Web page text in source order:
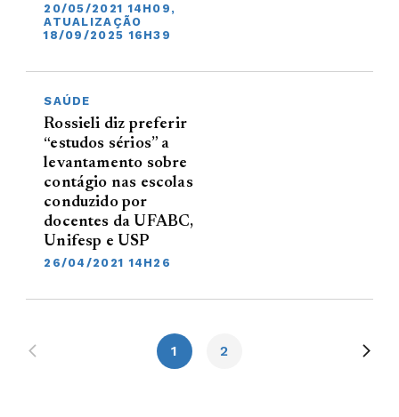
20/05/2021 14H09,
ATUALIZAÇÃO
18/09/2025 16H39
SAÚDE
Rossieli diz preferir
“estudos sérios” a
levantamento sobre
contágio nas escolas
conduzido por
docentes da UFABC,
Unifesp e USP
26/04/2021 14H26
1 2